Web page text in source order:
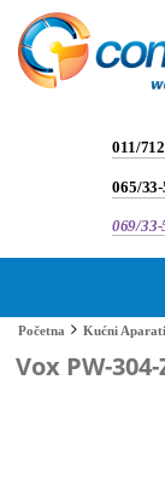
011/
065/
069/33-
Početna Kućni
Vox PW-